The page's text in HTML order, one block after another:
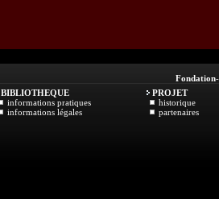
Fondation
BIBLIOTHEQUE
informations pratiques
informations légales
PROJET
historique
partenaires